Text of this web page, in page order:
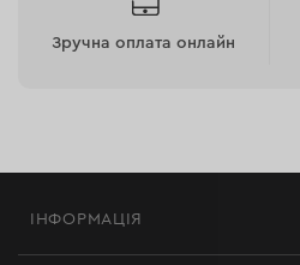
Зручна оплата онлайн
ІНФОРМАЦІЯ